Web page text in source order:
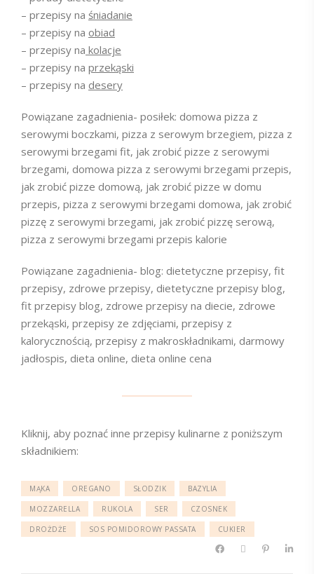
– przepisy na śniadanie
– przepisy na obiad
– przepisy na kolacje
– przepisy na przekąski
– przepisy na desery
Powiązane zagadnienia- posiłek: domowa pizza z
serowymi boczkami, pizza z serowym brzegiem, pizza z
serowymi brzegami fit, jak zrobić pizze z serowymi
brzegami, domowa pizza z serowymi brzegami przepis,
jak zrobić pizze domową, jak zrobić pizze w domu
przepis, pizza z serowymi brzegami domowa, jak zrobić
pizzę z serowymi brzegami, jak zrobić pizzę serową,
pizza z serowymi brzegami przepis kalorie
Powiązane zagadnienia- blog: dietetyczne przepisy, fit
przepisy, zdrowe przepisy, dietetyczne przepisy blog,
fit przepisy blog, zdrowe przepisy na diecie, zdrowe
przekąski, przepisy ze zdjęciami, przepisy z
kalorycznością, przepisy z makroskładnikami, darmowy
jadłospis, dieta online, dieta online cena
Kliknij, aby poznać inne przepisy kulinarne z poniższym
składnikiem:
MĄKA OREGANO SŁODZIK BAZYLIA
MOZZARELLA RUKOLA SER CZOSNEK
DROŻDŻE SOS POMIDOROWY PASSATA CUKIER